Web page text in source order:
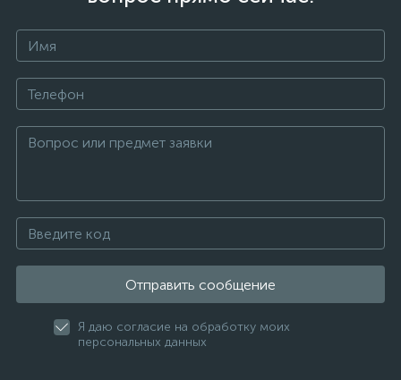
Отправить сообщение
Я даю согласие на обработку моих
персональных данных